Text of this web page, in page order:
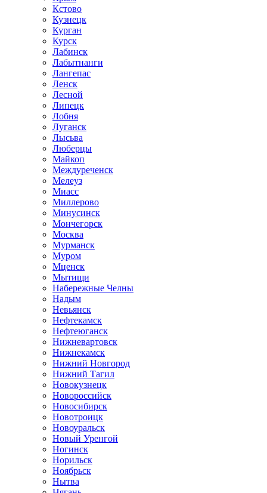
Кстово
Кузнецк
Курган
Курск
Лабинск
Лабытнанги
Лангепас
Ленск
Лесной
Липецк
Лобня
Луганск
Лысьва
Люберцы
Майкоп
Междуреченск
Мелеуз
Миасс
Миллерово
Минусинск
Мончегорск
Москва
Мурманск
Муром
Мценск
Мытищи
Набережные Челны
Надым
Невьянск
Нефтекамск
Нефтеюганск
Нижневартовск
Нижнекамск
Нижний Новгород
Нижний Тагил
Новокузнецк
Новороссийск
Новосибирск
Новотроицк
Новоуральск
Новый Уренгой
Ногинск
Норильск
Ноябрьск
Нытва